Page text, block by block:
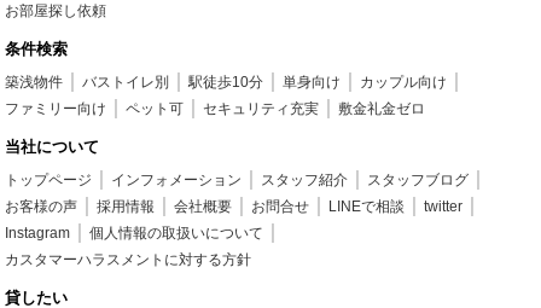
お部屋探し依頼
条件検索
築浅物件 バストイレ別 駅徒歩10分 単身向け
カップル向け
ファミリー向け
ペット可 セキュリティ充実 敷金礼金ゼロ
当社について
トップページ インフォメーション スタッフ紹介
スタッフブログ
お客様の声
採用情報 会社概要 お問合せ LINEで相談
twitter
Instagram
個人情報の取扱いについて
カスタマーハラスメントに対する方針
貸したい